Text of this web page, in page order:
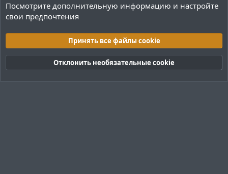
Поиск плагинов Paper
Тёмная (2020)
Русский (RU)
Обратная связь
Условия и правила
Политика конфиденциальности
Помощь
R
S
Посмотрите дополнительную информацию и настройте
свои предпочтения
Принять все файлы cookie
Отклонить необязательные cookie